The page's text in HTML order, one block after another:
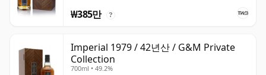
₩385만 ?
Imperial 1979 / 42년산 / G&M Private
Collection
700ml • 49.2%